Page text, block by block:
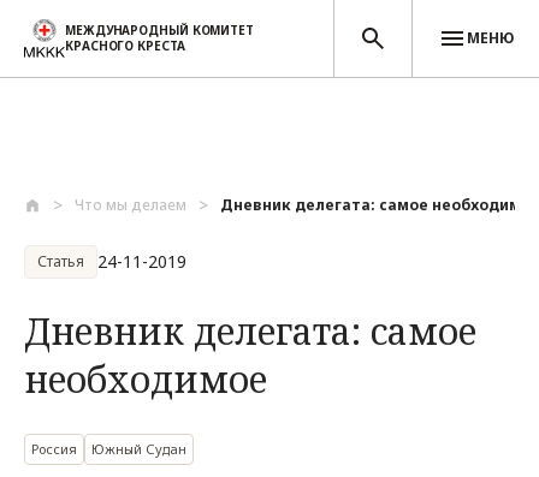
МЕЖДУНАРОДНЫЙ КОМИТЕТ
КРАСНОГО КРЕСТА
МЕНЮ
Что мы делаем Дневник делегата: самое необходимое
Статья 24-11-2019
Дневник делегата: самое
необходимое
Россия Южный Судан